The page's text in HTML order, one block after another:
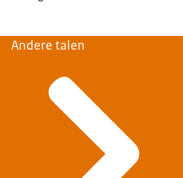
Andere talen